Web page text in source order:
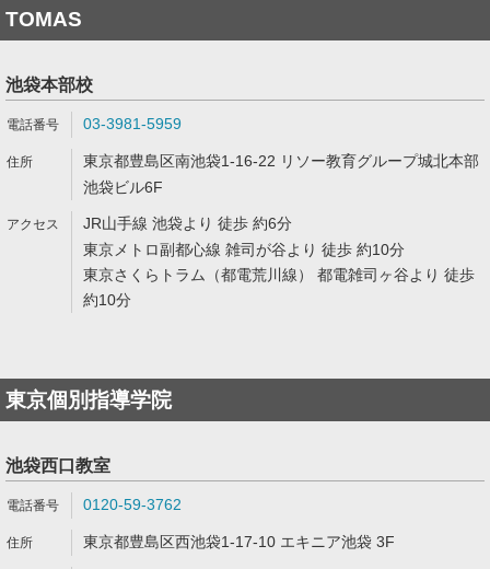
TOMAS
池袋本部校
03-3981-5959
東京都豊島区南池袋1-16-22 リソー教育グループ城北本部
池袋ビル6F
JR山手線 池袋より 徒歩 約6分
東京メトロ副都心線 雑司が谷より 徒歩 約10分
東京さくらトラム（都電荒川線） 都電雑司ヶ谷より 徒歩
約10分
東京個別指導学院
池袋西口教室
0120-59-3762
東京都豊島区西池袋1-17-10 エキニア池袋 3F